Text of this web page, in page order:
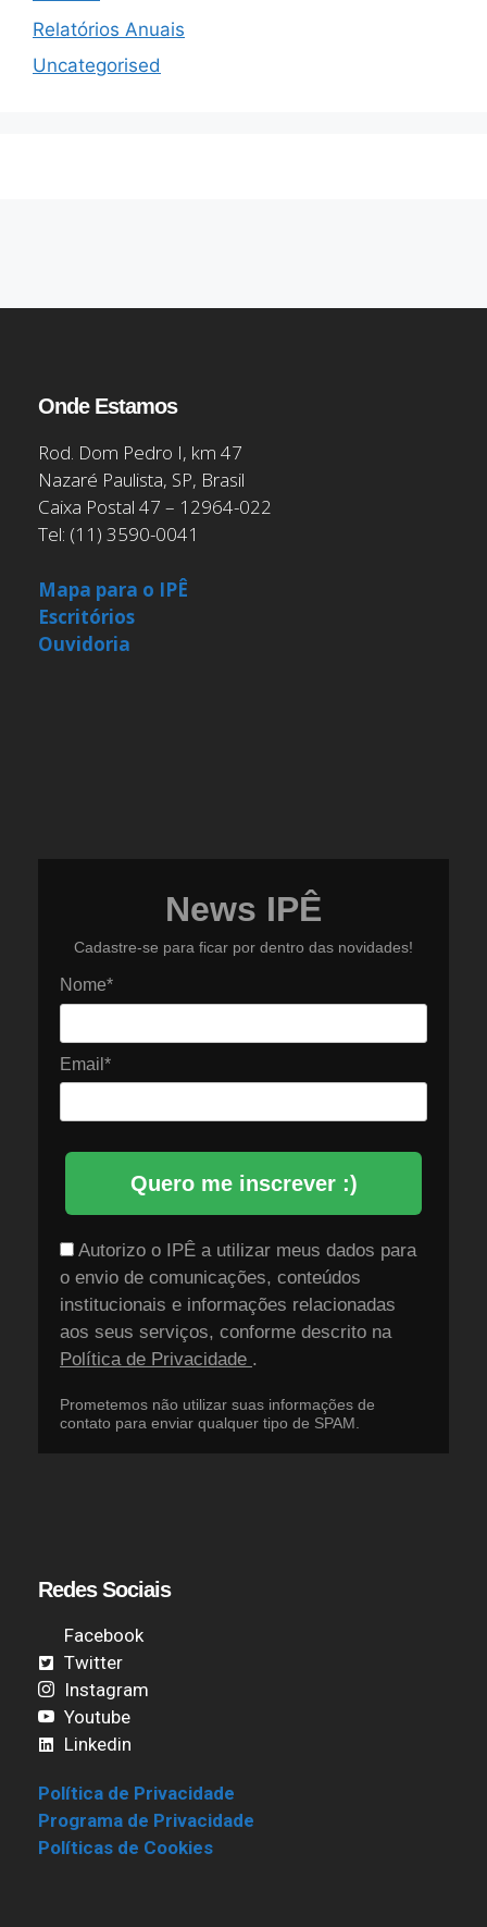
Relatórios Anuais
Uncategorised
Onde Estamos
Rod. Dom Pedro I, km 47
Nazaré Paulista, SP, Brasil
Caixa Postal 47 – 12964-022
Tel: (11) 3590-0041
Mapa para o IPÊ
Escritórios
Ouvidoria
News IPÊ
Cadastre-se para ficar por dentro das novidades!
Nome*
Email*
Quero me inscrever :)
Autorizo o IPÊ a utilizar meus dados para
o envio de comunicações, conteúdos
institucionais e informações relacionadas
aos seus serviços, conforme descrito na
Política de Privacidade .
Prometemos não utilizar suas informações de
contato para enviar qualquer tipo de SPAM.
Redes Sociais
Facebook
Twitter
Instagram
Youtube
Linkedin
Política de Privacidade
Programa de Privacidade
Políticas de Cookies